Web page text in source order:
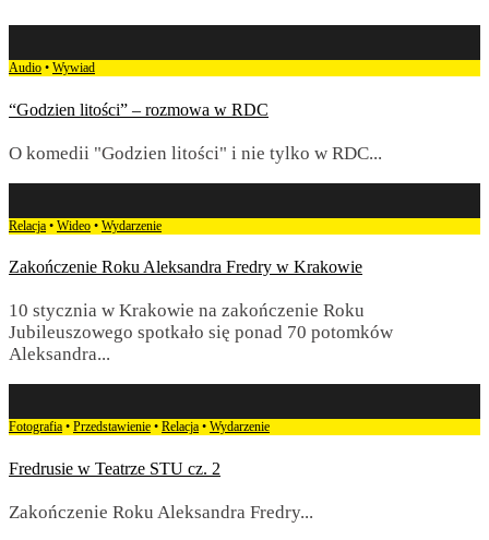
Audio • Wywiad
“Godzien litości” – rozmowa w RDC
O komedii "Godzien litości" i nie tylko w RDC...
Relacja • Wideo • Wydarzenie
Zakończenie Roku Aleksandra Fredry w Krakowie
10 stycznia w Krakowie na zakończenie Roku
Jubileuszowego spotkało się ponad 70 potomków
Aleksandra...
Fotografia • Przedstawienie • Relacja • Wydarzenie
Fredrusie w Teatrze STU cz. 2
Zakończenie Roku Aleksandra Fredry...